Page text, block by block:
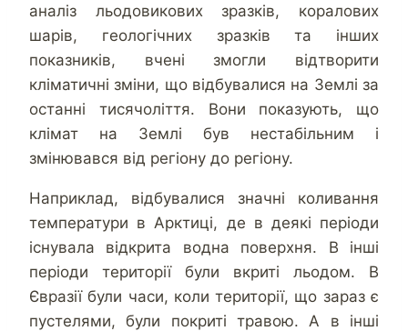
аналіз льодовикових зразків, коралових
шарів, геологічних зразків та інших
показників, вчені змогли відтворити
кліматичні зміни, що відбувалися на Землі за
останні тисячоліття. Вони показують, що
клімат на Землі був нестабільним і
змінювався від регіону до регіону.
Наприклад, відбувалися значні коливання
температури в Арктиці, де в деякі періоди
існувала відкрита водна поверхня. В інші
періоди території були вкриті льодом. В
Євразії були часи, коли території, що зараз є
пустелями, були покриті травою. А в інші